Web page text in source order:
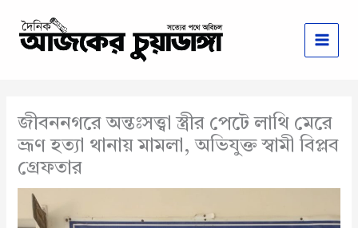
content
জীবননগরে অন্তঃসত্ত্বা স্ত্রীর পেটে লাথি মেরে
ভ্রূণ হত্যা থানায় মামলা, অভিযুক্ত স্বামী বিপ্লব
গ্রেফতার